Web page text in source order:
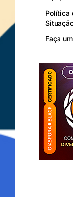
Política
Faça